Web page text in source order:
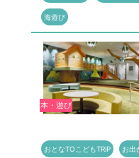
海遊び
本・遊び
おとなTOこどもTRiP お出